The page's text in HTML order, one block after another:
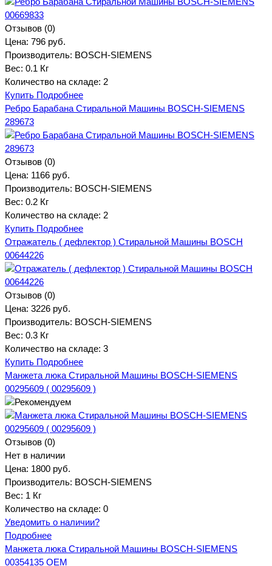
Отзывов (0)
Цена: 796 руб.
Производитель: BOSCH-SIEMENS
Вес: 0.1 Кг
Количество на складе: 2
Купить Подробнее
Ребро Барабана Стиральной Машины BOSCH-SIEMENS
289673
Отзывов (0)
Цена: 1166 руб.
Производитель: BOSCH-SIEMENS
Вес: 0.2 Кг
Количество на складе: 2
Купить Подробнее
Отражатель ( дефлектор ) Стиральной Машины BOSCH
00644226
Отзывов (0)
Цена: 3226 руб.
Производитель: BOSCH-SIEMENS
Вес: 0.3 Кг
Количество на складе: 3
Купить Подробнее
Манжета люка Стиральной Машины BOSCH-SIEMENS
00295609 ( 00295609 )
Отзывов (0)
Нет в наличии
Цена: 1800 руб.
Производитель: BOSCH-SIEMENS
Вес: 1 Кг
Количество на складе: 0
Уведомить о наличии?
Подробнее
Манжета люка Стиральной Машины BOSCH-SIEMENS
00354135 OEM